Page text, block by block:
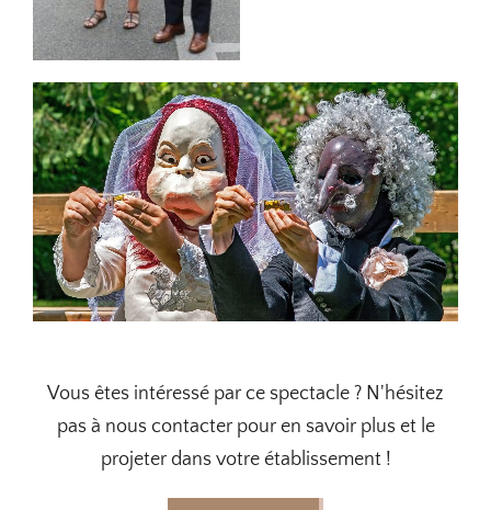
Vous êtes intéressé par ce spectacle ? N'hésitez
pas à nous contacter pour en savoir plus et le
projeter dans votre établissement !